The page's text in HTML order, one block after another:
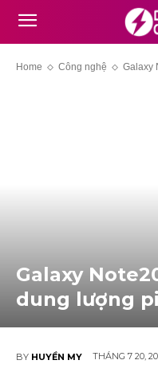
Home Công nghệ Galaxy
Galaxy
dung lượng
BY HUYỀN MY THÁNG 7 20,